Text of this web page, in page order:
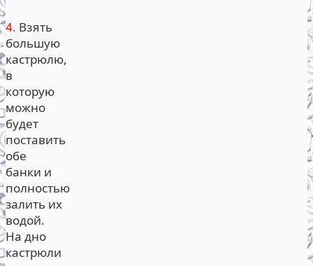
4. Взять
большую
кастрюлю,
в
которую
можно
будет
поставить
обе
банки и
полностью
залить их
водой.
На дно
кастрюли